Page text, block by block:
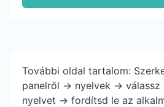
További oldal tartalom:
panelről -> nyelvek ->
nyelvet -> fordítsd le az